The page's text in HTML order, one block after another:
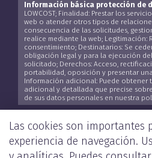
Información básica protección de
LOWCOST; Finalidad: Prestar los
web o atender otros tipos de
consecuencia de las solicitudes,
realice mediante la web;
consentimiento; Destinatarios: Se
obligación legal y para la ejecución
solicitado; Derechos: Acceso,
portabilidad, oposición y presentar
Información adicional: Puede obtener
adicional y detallada que precise
de sus datos personales en nuestra
Las cookies son importantes
experiencia de navegación.